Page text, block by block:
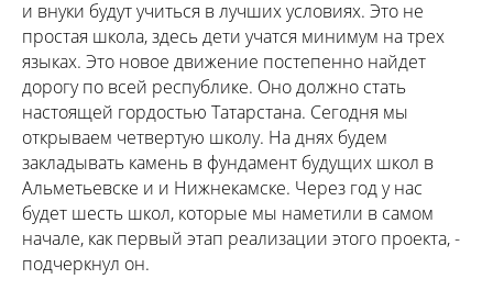
и внуки будут учиться в лучших условиях. Это не
простая школа, здесь дети учатся минимум на трех
языках. Это новое движение постепенно найдет
дорогу по всей республике. Оно должно стать
настоящей гордостью Татарстана. Сегодня мы
открываем четвертую школу. На днях будем
закладывать камень в фундамент будущих школ в
Альметьевске и и Нижнекамске. Через год у нас
будет шесть школ, которые мы наметили в самом
начале, как первый этап реализации этого проекта, -
подчеркнул он.